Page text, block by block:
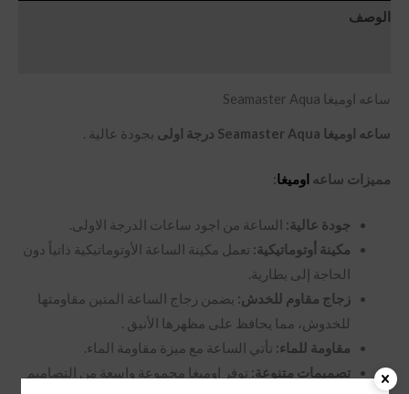
الوصف
ساعه اوميغا Seamaster Aqua
ساعه اوميغا Seamaster Aqua درجة اولى بجودة عالية .
مميزات ساعه اوميغا:
جودة عالية: الساعة من اجود ساعات الدرجة الاولى.
مكينة أوتوماتيكية: تعمل مكينة الساعة الأوتوماتيكية ذاتياً دون
الحاجة إلى بطارية.
زجاج مقاوم للخدش: يضمن زجاج الساعة المتين مقاومتها
للخدوش، مما يحافظ على مظهرها الأنيق .
مقاومة للماء: تأتي الساعة مع ميزة مقاومة الماء.
تصميمات متنوعة: توفر اوميغا مجموعة واسعة من التصاميم